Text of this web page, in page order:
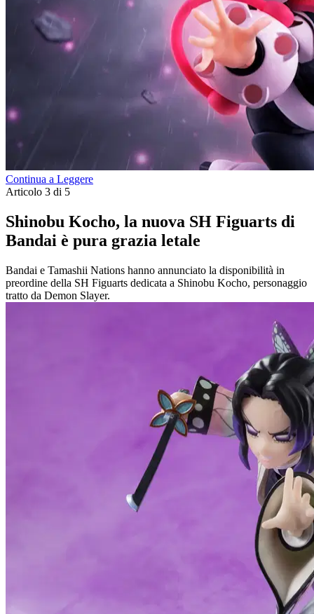
Continua a Leggere
Articolo 3 di 5
Shinobu Kocho, la nuova SH Figuarts di
Bandai è pura grazia letale
Bandai e Tamashii Nations hanno annunciato la disponibilità in
preordine della SH Figuarts dedicata a Shinobu Kocho, personaggio
tratto da Demon Slayer.